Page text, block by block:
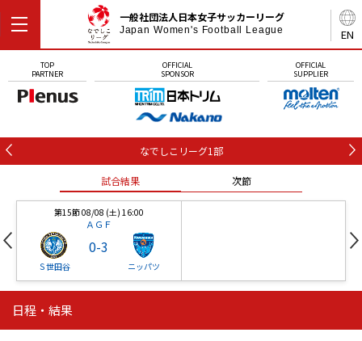
EN
一般社団法人日本女子サッカーリーグ
Japan Women's Football League
TOP
PARTNER
OFFICIAL
SPONSOR
OFFICIAL
SUPPLIER
なでしこリーグ1部
試合結果 次節
第15節 08/08 (土) 16:00
ＡＧＦ
Ｓ世田谷
0-3
ニッパツ
第16節 09/05 (土) 15:00
ニッパツ 石人の星
日程・結果